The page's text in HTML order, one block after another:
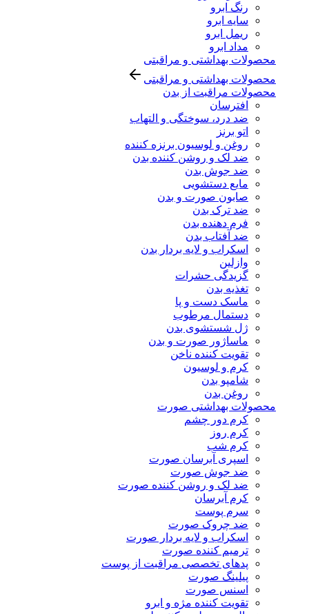
رنگ ابرو
سایه ابرو
ریمل ابرو
مداد ابرو
محصولات بهداشتی و مراقبتی
محصولات بهداشتی و مراقبتی
محصولات مراقبت از بدن
افترسان
ضد درد، سوختگی و التهاب
اتو برنز
روغن و لوسیون برنزه کننده
ضد لک و روشن کننده بدن
ضد جوش بدن
مایع دستشویی
صابون صورت و بدن
ضد ترک بدن
فرم دهنده بدن
ضد آفتاب بدن
اسکراب و لایه بردار بدن
وازلین
گزیدگی حشرات
تغذیه بدن
ماسک دست و پا
دستمال مرطوب
ژل شستشوی بدن
ماساژور صورت و بدن
تقویت کننده ناخن
کرم و لوسیون
شامپو بدن
روغن بدن
محصولات بهداشتی صورت
کرم دور چشم
کرم روز
کرم شب
اسپری آبرسان صورت
ضد جوش صورت
ضد لک و روشن کننده صورت
کرم آبرسان
سرم پوست
ضد چروک صورت
اسکراب و لایه بردار صورت
ترمیم کننده صورت
پدهای تخصصی مراقبت از پوست
پیلینگ صورت
اسنس صورت
تقویت کننده مژه و ابرو